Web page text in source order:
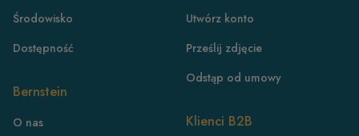
Środowisko
Dostępność
Bernstein
O nas
Utwórz konto
Prześlij zdjęcie
Odstąp od umowy
Klienci B2B
DE